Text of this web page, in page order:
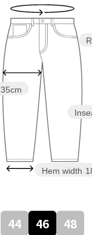
Hem width
35cm
44 46 48